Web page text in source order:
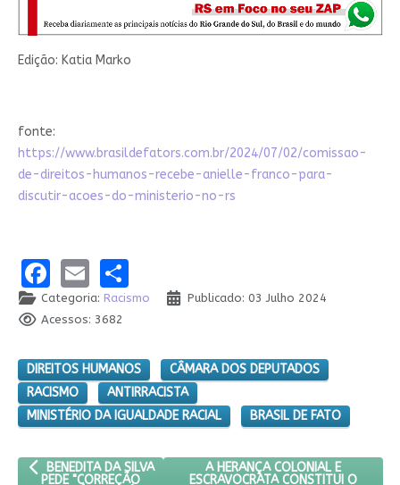
Edição: Katia Marko
fonte:
https://www.brasildefators.com.br/2024/07/02/comissao-
de-direitos-humanos-recebe-anielle-franco-para-
discutir-acoes-do-ministerio-no-rs
Facebook
EmailShare
Categoria: Racismo
Publicado: 03 Julho 2024
Acessos: 3682
DIREITOS HUMANOS
CÂMARA DOS DEPUTADOS
RACISMO
ANTIRRACISTA
MINISTÉRIO DA IGUALDADE RACIAL
BRASIL DE FATO
ARTIGO ANTERIOR: BENEDITA DA SILVA PEDE "CORREÇÃO
BENEDITA DA SILVA
PEDE "CORREÇÃO
PRÓXIMO ARTIGO: A HERANÇA
A HERANÇA COLONIAL E
ESCRAVOCRATA CONSTITUI O